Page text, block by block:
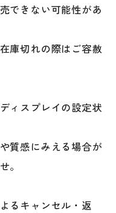
できない可能性があ
庫切れの際はご容赦
ィスプレイの設定状
質感にみえる場合が
。
るキャンセル・返